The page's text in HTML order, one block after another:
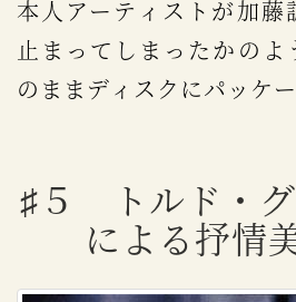
本人アーティストが加藤
止まってしまったかのよ
のままディスクにパッケ
♯５ トルド・グ
による抒情